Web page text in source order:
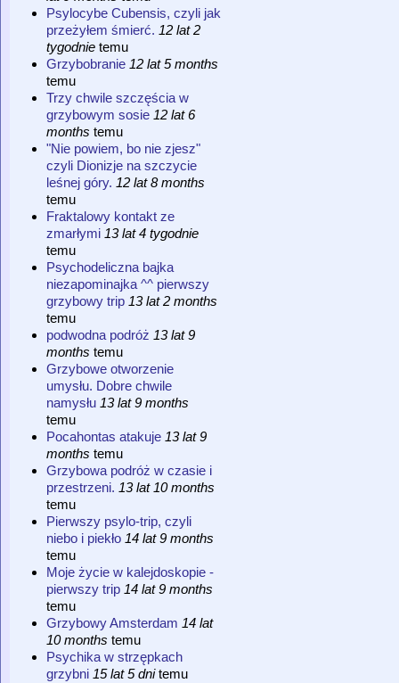
Psylocybe Cubensis, czyli jak
przeżyłem śmierć. 12 lat 2
tygodnietemu
Grzybobranie 12 lat 5 months
temu
Trzy chwile szczęścia w
grzybowym sosie 12 lat 6
months temu
"Nie powiem, bo nie zjesz"
czyli Dionizje na szczycie
leśnej góry. 12 lat 8 months
temu
Fraktalowy kontakt ze
zmarłymi 13 lat 4 tygodnie
temu
Psychodeliczna bajka
niezapominajka ^^ pierwszy
grzybowy trip 13 lat 2 months
temu
podwodna podróż 13 lat 9
months temu
Grzybowe otworzenie
umysłu. Dobre chwile
namysłu 13 lat 9 months
temu
Pocahontas atakuje 13 lat 9
months temu
Grzybowa podróż w czasie i
przestrzeni. 13 lat 10 months
temu
Pierwszy psylo-trip, czyli
niebo i piekło 14 lat 9 months
temu
Moje życie w kalejdoskopie -
pierwszy trip 14 lat 9 months
temu
Grzybowy Amsterdam 14 lat
10 months temu
Psychika w strzępkach
grzybni 15 lat 5 dnitemu